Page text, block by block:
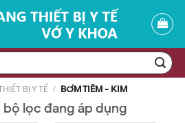
BỊ Y TẾ / BƠM TIÊM - KIM
bộ lọc đang áp dụng